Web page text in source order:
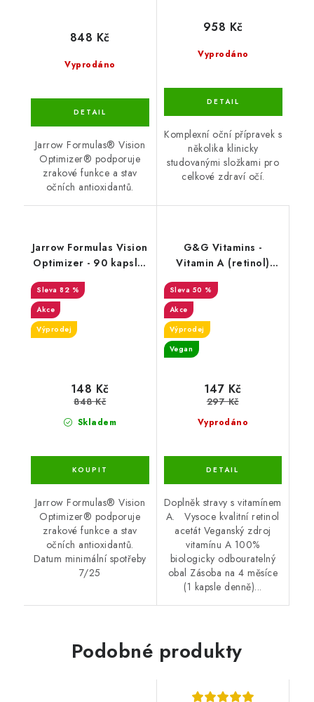
Vyprodáno
848 Kč
Jarrow Formulas® Vision
Optimizer® podporuje
zrakové funkce a stav
očních antioxidantů.
Vyprodáno
958 Kč
Komplexní oční přípravek s
několika klinicky
studovanými složkami pro
celkové zdraví očí.
Jarrow Formulas Vision
Optimizer - 90 kapslí -
82 %
Akce
Výprodej
Skladem
148 Kč
848 Kč
Jarrow Formulas® Vision
Optimizer® podporuje
zrakové funkce a stav
očních antioxidantů.
Datum minimální spotřeby
7/25
G&G Vitamins -
Vitamin A (retinol)
DMS 9.4.2026
50 %
Akce
Výprodej
Vegan
Vyprodáno
147 Kč
297 Kč
Doplněk stravy s vitamínem
A. Vysoce kvalitní retinol
acetát Veganský zdroj
vitamínu A 100%
biologicky odbouratelný
obal Zásoba na 4 měsíce
(1 kapsle denně)...
Podobné produkty